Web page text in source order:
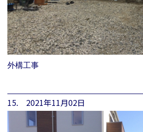
外構工事
15. 2021年11月02日